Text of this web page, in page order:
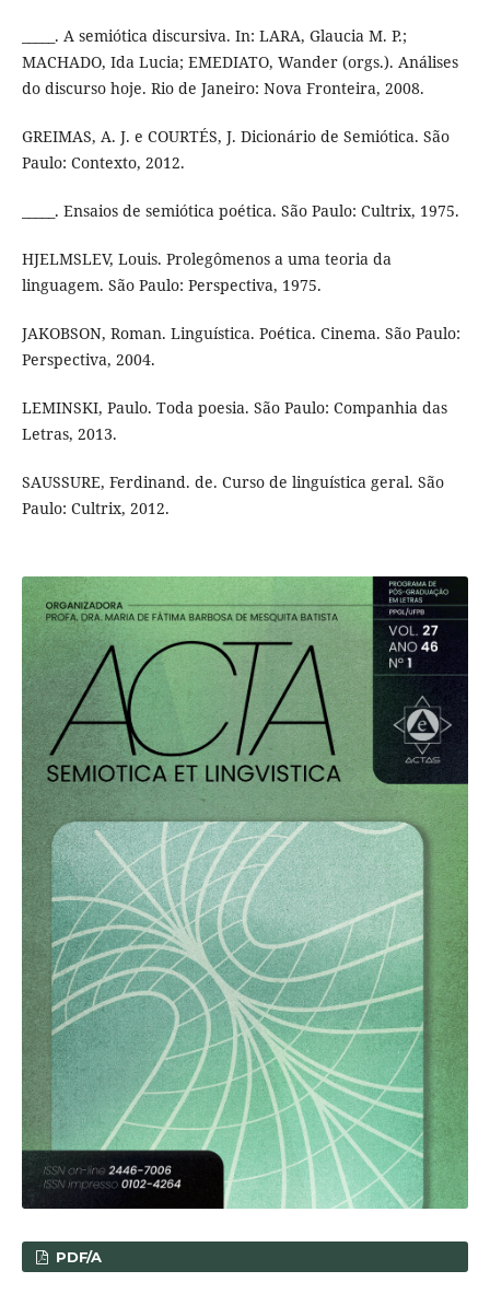
_____. A semiótica discursiva. In: LARA, Glaucia M. P.;
MACHADO, Ida Lucia; EMEDIATO, Wander (orgs.). Análises
do discurso hoje. Rio de Janeiro: Nova Fronteira, 2008.
GREIMAS, A. J. e COURTÉS, J. Dicionário de Semiótica. São
Paulo: Contexto, 2012.
_____. Ensaios de semiótica poética. São Paulo: Cultrix, 1975.
HJELMSLEV, Louis. Prolegômenos a uma teoria da
linguagem. São Paulo: Perspectiva, 1975.
JAKOBSON, Roman. Linguística. Poética. Cinema. São Paulo:
Perspectiva, 2004.
LEMINSKI, Paulo. Toda poesia. São Paulo: Companhia das
Letras, 2013.
SAUSSURE, Ferdinand. de. Curso de linguística geral. São
Paulo: Cultrix, 2012.
PDF/A